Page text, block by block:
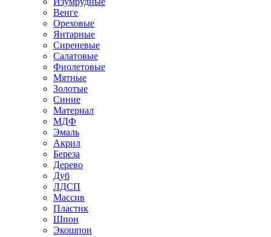
Венге
Ореховые
Янтарные
Сиреневые
Салатовые
Фиолетовые
Мятные
Золотые
Синие
Материал
МДФ
Эмаль
Акрил
Береза
Дерево
Дуб
ЛДСП
Массив
Пластик
Шпон
Экошпон